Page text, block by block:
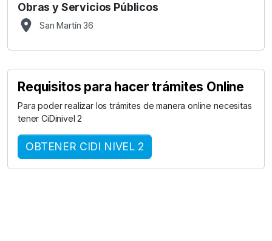
Obras y Servicios Públicos
San Martín 36
Requisitos para hacer trámites Online
Para poder realizar los trámites de manera online necesitas
tener CiDinivel 2
OBTENER CIDI NIVEL 2